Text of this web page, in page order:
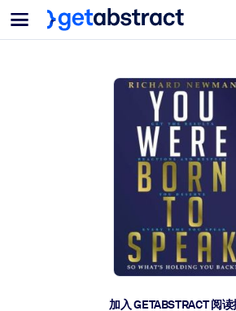
菜单
面向团队与管理者
为您的员工配备关键的人工智能技能。
帮助您的管理者为未来的工作时代做好准
让团队更轻松地共同学习、解决实际问题
培养您的员工应对未来挑战所需的技能。
面向人工智能系统
加入 GETABSTRACT 阅